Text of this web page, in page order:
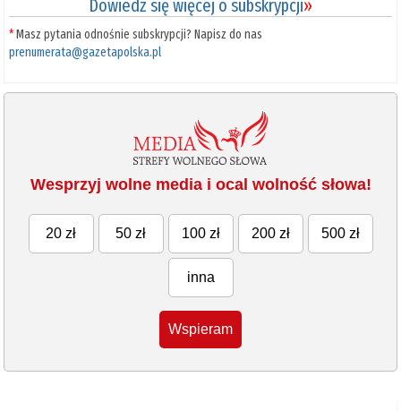
Dowiedz się więcej o subskrypcji»
*Masz pytania odnośnie subskrypcji? Napisz do nas
prenumerata@gazetapolska.pl
Wesprzyj wolne media i ocal wolność słowa!
20 zł 50 zł 100 zł 200 zł 500 zł
inna
Wspieram